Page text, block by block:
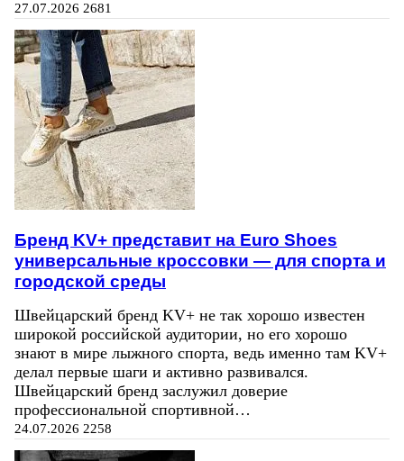
27.07.2026 2681
Бренд KV+ представит на Euro Shoes
универсальные кроссовки — для спорта и
городской среды
Швейцарский бренд KV+ не так хорошо известен
широкой российской аудитории, но его хорошо
знают в мире лыжного спорта, ведь именно там KV+
делал первые шаги и активно развивался.
Швейцарский бренд заслужил доверие
профессиональной спортивной…
24.07.2026 2258